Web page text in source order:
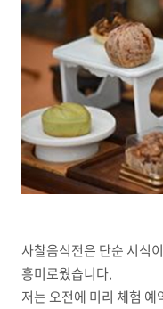
사찰음식전은 단순 시식
흥미로웠습니다.
저는 오전에 미리 체험